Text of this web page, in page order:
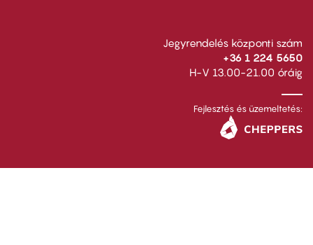
Jegyrendelés központi szám
+36 1 224 5650
H-V 13.00-21.00 óráig
Fejlesztés és üzemeltetés: